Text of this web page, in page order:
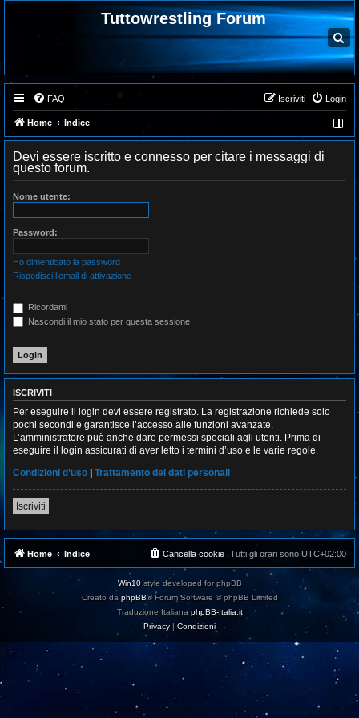
Tuttowrestling Forum
C
e
r
c
a
FAQ Login
Iscriviti
Home Indice
Devi essere iscritto e connesso per citare i messaggi di
questo forum.
Nome utente:
Password:
Ho dimenticato la password
Rispedisci l’email di attivazione
Ricordami
Nascondi il mio stato per questa sessione
ISCRIVITI
Per eseguire il login devi essere registrato. La registrazione richiede solo
pochi secondi e garantisce l’accesso alle funzioni avanzate.
L’amministratore può anche dare permessi speciali agli utenti. Prima di
eseguire il login assicurati di aver letto i termini d’uso e le varie regole.
Condizioni d’uso | Trattamento dei dati personali
Iscriviti
Home Indice Tutti gli orari sono UTC+02:00
Cancella cookie
Win10style developed for phpBB
Creato da phpBB® Forum Software © phpBB Limited
Traduzione Italiana phpBB-Italia.it
Privacy | Condizioni